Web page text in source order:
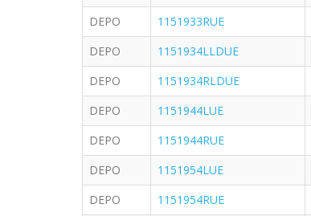
DEPO
1151933RUE
DEPO
1151934LLDUE
DEPO
1151934RLDUE
DEPO
1151944LUE
DEPO
1151944RUE
DEPO
1151954LUE
DEPO
1151954RUE